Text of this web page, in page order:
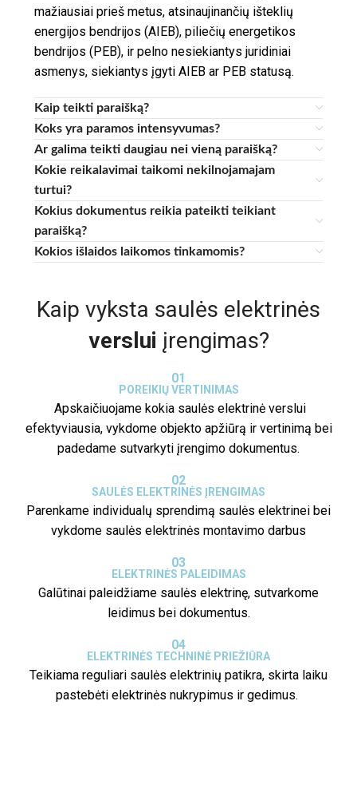
mažiausiai prieš metus, atsinaujinančių išteklių
energijos bendrijos (AIEB), piliečių energetikos
bendrijos (PEB), ir pelno nesiekiantys juridiniai
asmenys, siekiantys įgyti AIEB ar PEB statusą.
Kaip teikti paraišką?
Koks yra paramos intensyvumas?
Ar galima teikti daugiau nei vieną paraišką?
Kokie reikalavimai taikomi nekilnojamajam
turtui?
Kokius dokumentus reikia pateikti teikiant
paraišką?
Kokios išlaidos laikomos tinkamomis?
Kaip vyksta saulės elektrinės
verslui įrengimas?
01
POREIKIŲ VERTINIMAS
Apskaičiuojame kokia saulės elektrinė verslui
efektyviausia, vykdome objekto apžiūrą ir vertinimą bei
padedame sutvarkyti įrengimo dokumentus.
02
SAULĖS ELEKTRINĖS ĮRENGIMAS
Parenkame individualų sprendimą saulės elektrinei bei
vykdome saulės elektrinės montavimo darbus
03
ELEKTRINĖS PALEIDIMAS
Galūtinai paleidžiame saulės elektrinę, sutvarkome
leidimus bei dokumentus.
04
ELEKTRINĖS TECHNINĖ PRIEŽIŪRA
Teikiama reguliari saulės elektrinių patikra, skirta laiku
pastebėti elektrinės nukrypimus ir gedimus.